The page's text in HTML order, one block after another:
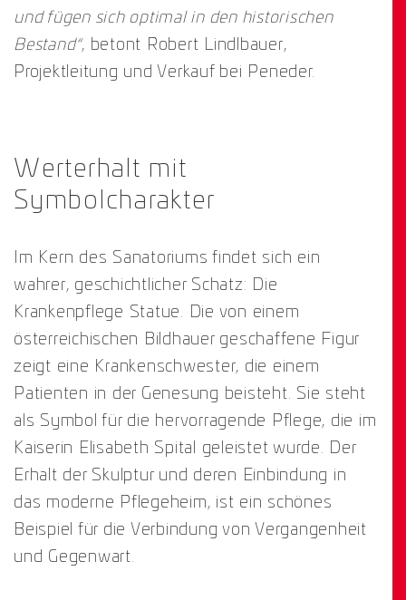
und fügen sich optimal in den historischen
Bestand“, betont Robert Lindlbauer,
Projektleitung und Verkauf bei Peneder.
Werterhalt mit
Symbolcharakter
Im Kern des Sanatoriums findet sich ein
wahrer, geschichtlicher Schatz: Die
Krankenpflege Statue. Die von einem
österreichischen Bildhauer geschaffene Figur
zeigt eine Krankenschwester, die einem
Patienten in der Genesung beisteht. Sie steht
als Symbol für die hervorragende Pflege, die im
Kaiserin Elisabeth Spital geleistet wurde. Der
Erhalt der Skulptur und deren Einbindung in
das moderne Pflegeheim, ist ein schönes
Beispiel für die Verbindung von Vergangenheit
und Gegenwart.